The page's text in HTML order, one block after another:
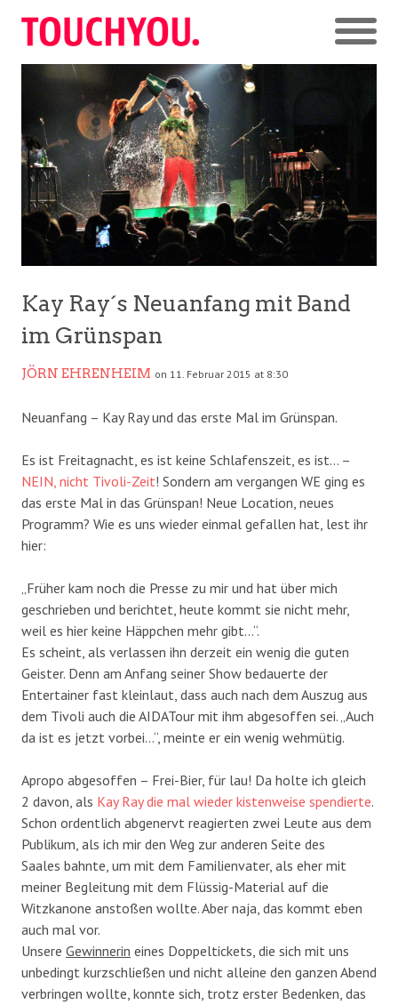
Kay Ray´s Neuanfang mit Band
im Grünspan
JÖRN EHRENHEIM on 11. Februar 2015 at 8:30
Neuanfang – Kay Ray und das erste Mal im Grünspan.
Es ist Freitagnacht, es ist keine Schlafenszeit, es ist… –
NEIN, nicht Tivoli-Zeit! Sondern am vergangen WE ging es
das erste Mal in das Grünspan! Neue Location, neues
Programm? Wie es uns wieder einmal gefallen hat, lest ihr
hier:
„Früher kam noch die Presse zu mir und hat über mich
geschrieben und berichtet, heute kommt sie nicht mehr,
weil es hier keine Häppchen mehr gibt…“.
Es scheint, als verlassen ihn derzeit ein wenig die guten
Geister. Denn am Anfang seiner Show bedauerte der
Entertainer fast kleinlaut, dass auch nach dem Auszug aus
dem Tivoli auch die AIDATour mit ihm abgesoffen sei. „Auch
da ist es jetzt vorbei…“, meinte er ein wenig wehmütig.
Apropo abgesoffen – Frei-Bier, für lau! Da holte ich gleich
2 davon, als Kay Ray die mal wieder kistenweise spendierte.
Schon ordentlich abgenervt reagierten zwei Leute aus dem
Publikum, als ich mir den Weg zur anderen Seite des
Saales bahnte, um mit dem Familienvater, als eher mit
meiner Begleitung mit dem Flüssig-Material auf die
Witzkanone anstoßen wollte. Aber naja, das kommt eben
auch mal vor.
Unsere Gewinnerin eines Doppeltickets, die sich mit uns
unbedingt kurzschließen und nicht alleine den ganzen Abend
verbringen wollte, konnte sich, trotz erster Bedenken, das